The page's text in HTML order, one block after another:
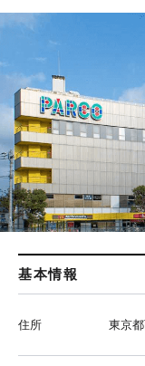
基本情報
住所 東京